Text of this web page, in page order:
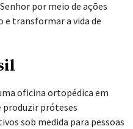
por meio de ações
e transformar a vida de
oficina ortopédica em
produzir próteses
sob medida para pessoas